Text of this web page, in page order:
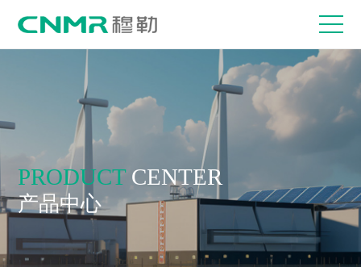
PRODUCTCENTER
产品中心